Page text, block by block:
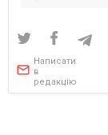
Написати
в
редакцію